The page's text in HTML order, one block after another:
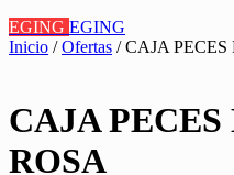
EGING EGING
Inicio /Ofertas / CAJA
CAJA
ROSA